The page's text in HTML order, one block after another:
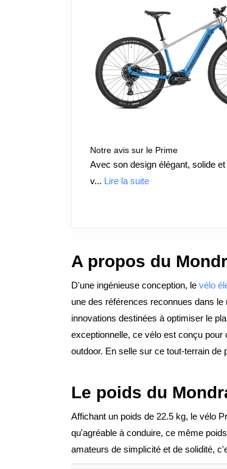
Notre avis sur le Prime
Avec son design élégant, solide
v... Lire la suite
A propos du
D'une ingénieuse conception, le vélo
une des références reconnues dans
innovations destinées à optimiser le
exceptionnelle, ce vélo est conçu
outdoor. En selle sur ce tout-terrain de
Le poids du
Affichant un poids de 22.5 kg, le vélo
qu'agréable à conduire, ce même
amateurs de simplicité et de solidité,